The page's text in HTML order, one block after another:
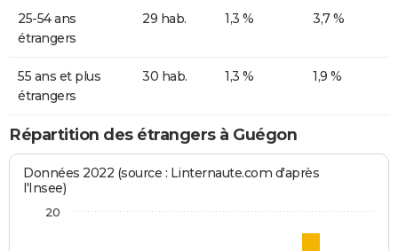
25-54 ans
étrangers
29 hab. 1,3 % 3,7 %
55 ans et plus
étrangers
30 hab. 1,3 % 1,9 %
Répartition des étrangers à Guégon
Données 2022 (source : Linternaute.com d'après
l'Insee)
20